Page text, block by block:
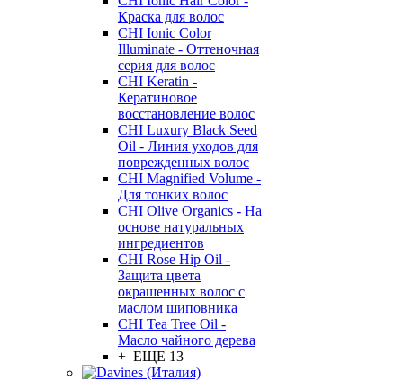
Краска для волос
CHI Ionic Color
Illuminate - Оттеночная
серия для волос
CHI Keratin -
Кератиновое
восстановление волос
CHI Luxury Black Seed
Oil - Линия уходов для
поврежденных волос
CHI Magnified Volume -
Для тонких волос
CHI Olive Organics - На
основе натуральных
ингредиентов
CHI Rose Hip Oil -
Защита цвета
окрашенных волос с
маслом шиповника
CHI Tea Tree Oil -
Масло чайного дерева
+ ЕЩЕ 13